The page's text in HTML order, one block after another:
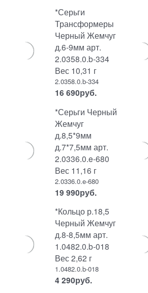
*Серьги
Трансформеры
Черный Жемчуг
д.6-9мм арт.
2.0358.0.b-334
Вес 10,31 г
2.0358.0.b-334
16 690руб.
*Серьги Черный
Жемчуг
д.8,5*9мм
д.7*7,5мм арт.
2.0336.0.e-680
Вес 11,16 г
2.0336.0.e-680
19 990руб.
*Кольцо р.18,5
Черный Жемчуг
д.8-8,5мм арт.
1.0482.0.b-018
Вес 2,62 г
1.0482.0.b-018
4 290руб.